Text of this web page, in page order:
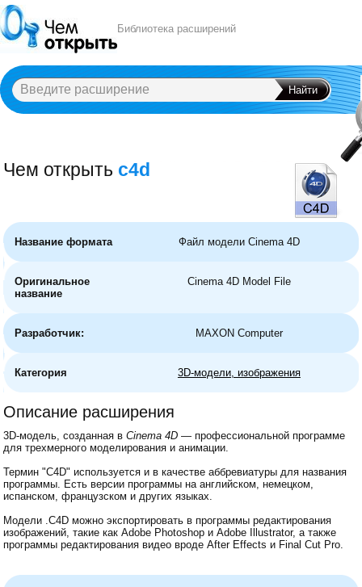
Библиотека расширений
A B C E G H I U V W X
Чем открыть c4d
Название формата Файл модели Cinema 4D
Оригинальное
название
Cinema 4D Model File
Разработчик: MAXON Computer
Категория 3D-модели, изображения
Описание расширения
3D-модель, созданная вCinema 4D — профессиональной программе
для трехмерного моделирования и анимации.
Термин "C4D" используется и в качестве аббревиатуры для названия
программы. Есть версии программы на английском, немецком,
испанском, французском и других языках.
Модели .C4D можно экспортировать в программы редактирования
изображений, такие как Adobe Photoshop и Adobe Illustrator, а также
программы редактирования видео вроде After Effects и Final Cut Pro.